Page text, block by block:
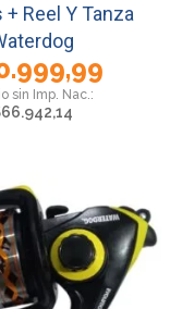
+ Reel Y Tanza
66.942,14